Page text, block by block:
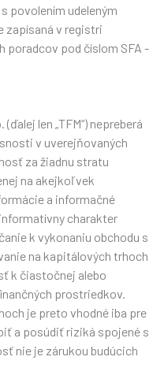
povolením udeleným
zapísaná v registri
poradcov pod číslom SFA -
len „TFM“) nepreberá
v uverejňovaných
za žiadnu stratu
na akejkoľvek
a informačné
charakter
k vykonaniu obchodu s
na kapitálových trhoch
k čiastočnej alebo
prostriedkov.
je preto vhodné iba pre
a posúdiť riziká spojené s
nie je zárukou budúcich